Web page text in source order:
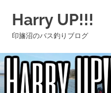
ツ
へ
ス
キ
Harry UP!!!
印旛沼のバス釣りブログ